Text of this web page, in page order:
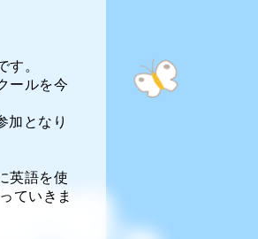
。
ールを今
加となり
英語を使
ていきま